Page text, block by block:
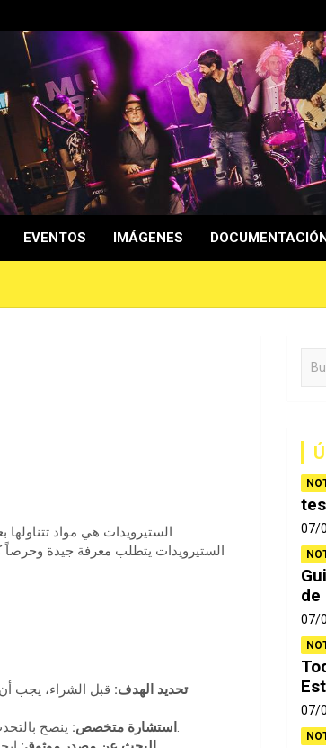
EVENTOS IMÁGENES
الستيرويدات هي مواد
الستيرويدات يتطلب معرفة جيدة
تحديد الهدف: قبل الشراء، يجب
استشارة متخصص: ينصح بالتحدث مع طبيب أو مختص في التغذية حول الاستخدام الآمن للستيرويدات وآثارها الجانبية.
07/
de
07/
07/